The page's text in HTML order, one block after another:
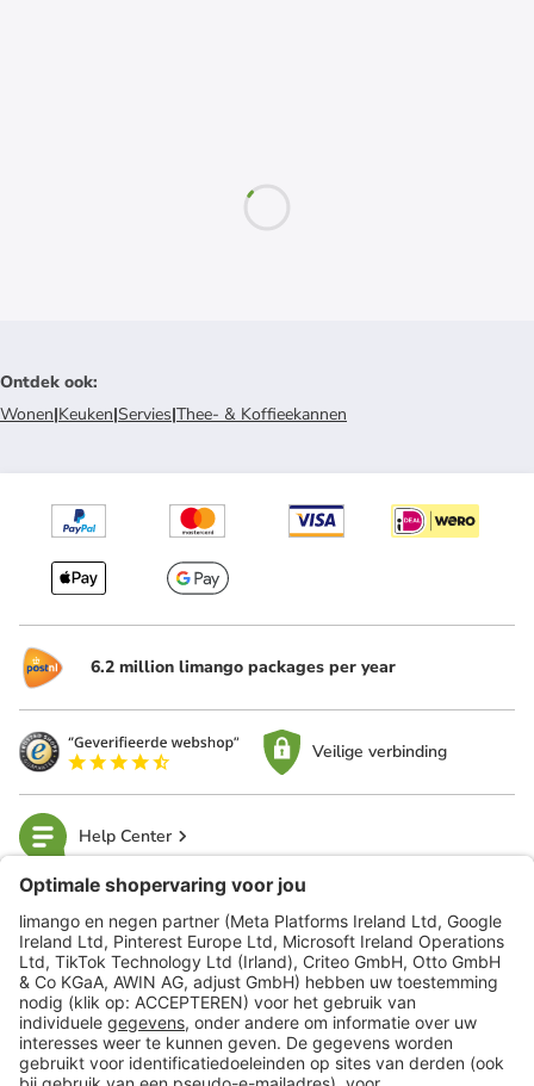
Ontdek ook:
Wonen|Keuken|Servies|Thee- & Koffieekannen
6.2 million limango packages per year
Veilige verbinding
Help Center
limango
Veilig winkelen
Klantenservice
Shop